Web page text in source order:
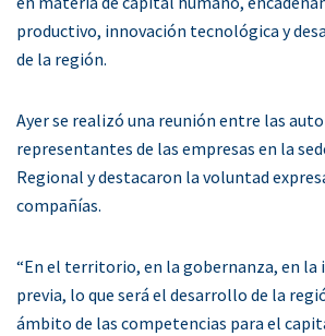
productivo, innovación tecnológica y
de la región.
Ayer se realizó una reunión entre las
representantes de las empresas en la
Regional y destacaron la voluntad
compañías.
“En el territorio, en la gobernanza, en
previa, lo que será el desarrollo de la
ámbito de las competencias para el